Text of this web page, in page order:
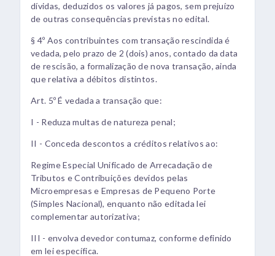
dívidas, deduzidos os valores já pagos, sem prejuízo
de outras consequências previstas no edital.
§ 4º Aos contribuintes com transação rescindida é
vedada, pelo prazo de 2 (dois) anos, contado da data
de rescisão, a formalização de nova transação, ainda
que relativa a débitos distintos.
Art. 5º É vedada a transação que:
I - Reduza multas de natureza penal;
II - Conceda descontos a créditos relativos ao:
Regime Especial Unificado de Arrecadação de
Tributos e Contribuições devidos pelas
Microempresas e Empresas de Pequeno Porte
(Simples Nacional), enquanto não editada lei
complementar autorizativa;
III - envolva devedor contumaz, conforme definido
em lei específica.